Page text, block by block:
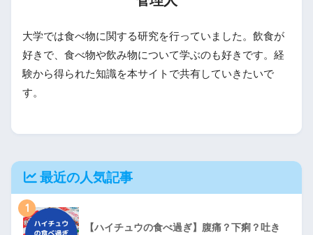
大学では食べ物に関する研究を行っていました。飲食が
好きで、食べ物や飲み物について学ぶのも好きです。経
験から得られた知識を本サイトで共有していきたいで
す。
最近の人気記事
1
【ハイチュウの食べ過ぎ】腹痛？下痢？吐き